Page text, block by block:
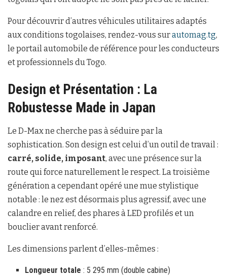
Pour découvrir d’autres véhicules utilitaires adaptés
aux conditions togolaises, rendez-vous surautomag.tg,
le portail automobile de référence pour les conducteurs
et professionnels du Togo.
Design et Présentation : La
Robustesse Made in Japan
Le D-Max ne cherche pas à séduire par la
sophistication. Son design est celui d’un outil de travail :
carré, solide, imposant, avec une présence sur la
route qui force naturellement le respect. La troisième
génération a cependant opéré une mue stylistique
notable : le nez est désormais plus agressif, avec une
calandre en relief, des phares à LED profilés et un
bouclier avant renforcé.
Les dimensions parlent d’elles-mêmes :
Longueur totale : 5 295 mm (double cabine)